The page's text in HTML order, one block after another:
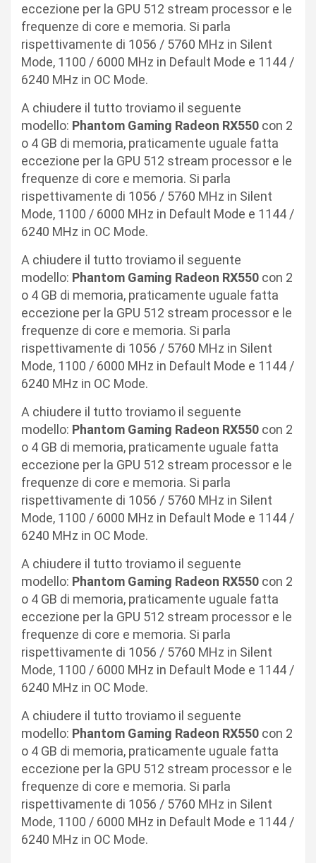
eccezione per la GPU 512 stream processor e le
frequenze di core e memoria. Si parla
rispettivamente di 1056 / 5760 MHz in Silent
Mode, 1100 / 6000 MHz in Default Mode e 1144 /
6240 MHz in OC Mode.
A chiudere il tutto troviamo il seguente
modello: Phantom Gaming Radeon RX550 con 2
o 4 GB di memoria, praticamente uguale fatta
eccezione per la GPU 512 stream processor e le
frequenze di core e memoria. Si parla
rispettivamente di 1056 / 5760 MHz in Silent
Mode, 1100 / 6000 MHz in Default Mode e 1144 /
6240 MHz in OC Mode.
A chiudere il tutto troviamo il seguente
modello: Phantom Gaming Radeon RX550 con 2
o 4 GB di memoria, praticamente uguale fatta
eccezione per la GPU 512 stream processor e le
frequenze di core e memoria. Si parla
rispettivamente di 1056 / 5760 MHz in Silent
Mode, 1100 / 6000 MHz in Default Mode e 1144 /
6240 MHz in OC Mode.
A chiudere il tutto troviamo il seguente
modello: Phantom Gaming Radeon RX550 con 2
o 4 GB di memoria, praticamente uguale fatta
eccezione per la GPU 512 stream processor e le
frequenze di core e memoria. Si parla
rispettivamente di 1056 / 5760 MHz in Silent
Mode, 1100 / 6000 MHz in Default Mode e 1144 /
6240 MHz in OC Mode.
A chiudere il tutto troviamo il seguente
modello: Phantom Gaming Radeon RX550 con 2
o 4 GB di memoria, praticamente uguale fatta
eccezione per la GPU 512 stream processor e le
frequenze di core e memoria. Si parla
rispettivamente di 1056 / 5760 MHz in Silent
Mode, 1100 / 6000 MHz in Default Mode e 1144 /
6240 MHz in OC Mode.
A chiudere il tutto troviamo il seguente
modello: Phantom Gaming Radeon RX550 con 2
o 4 GB di memoria, praticamente uguale fatta
eccezione per la GPU 512 stream processor e le
frequenze di core e memoria. Si parla
rispettivamente di 1056 / 5760 MHz in Silent
Mode, 1100 / 6000 MHz in Default Mode e 1144 /
6240 MHz in OC Mode.